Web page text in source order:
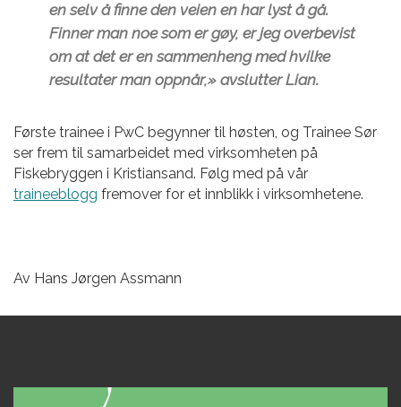
en selv å finne den veien en har lyst å gå.
Finner man noe som er gøy, er jeg overbevist
om at det er en sammenheng med hvilke
resultater man oppnår,» avslutter Lian.
Første trainee i PwC begynner til høsten, og Trainee Sør
ser frem til samarbeidet med virksomheten på
Fiskebryggen i Kristiansand. Følg med på vår
traineeblogg fremover for et innblikk i virksomhetene.
Av Hans Jørgen Assmann